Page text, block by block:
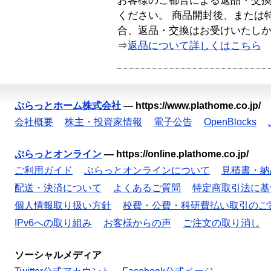
ください。 商品開封後、または
合、返品・交換はお受けいたし
⇒返品について詳しくはこちら
ぷらっとホーム株式会社 — https://www.plathome.co.jp/
会社概要
株主・投資家情報 電子公告 OpenBlocks
ぷらっとオンライン — https://online.plathome.co.jp/
ご利用ガイド
ぷらっとオンラインについて
見積書・
配送・決済について
よくあるご質問
特定商取引法に
個人情報取り扱い方針
校費・公費・科研費払い取引のご
IPv6への取り組み
お客様からの声 ご注文の取り消し
ソーシャルメディア